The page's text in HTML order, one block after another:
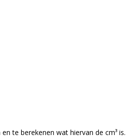
te berekenen wat hiervan de cm³ is.